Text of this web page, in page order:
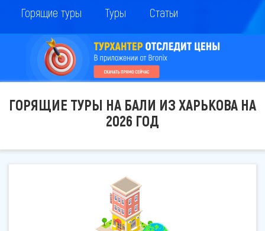
Горящие туры Туры Статьи
ГОРЯЩИЕ ТУРЫ НА БАЛИ ИЗ ХАРЬКОВА НА
2026 ГОД